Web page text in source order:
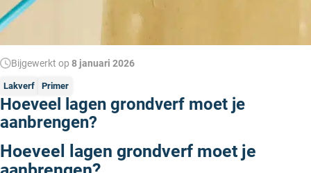
Bijgewerkt op 8 januari 2026
Lakverf Primer
Hoeveel lagen grondverf moet je
aanbrengen?
Hoeveel lagen grondverf moet je